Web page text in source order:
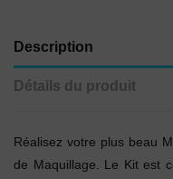
Description
Détails du produit
Réalisez votre plus beau
de Maquillage. Le Kit est